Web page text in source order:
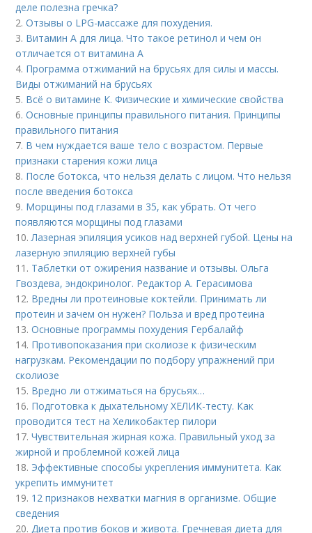
деле полезна гречка?
2.Отзывы о LPG-массаже для похудения.
3. Витамин A для лица. Что такое ретинол и чем он
отличается от витамина А
4. Программа отжиманий на брусьях для силы и массы.
Виды отжиманий на брусьях
5. Всё о витамине К. Физические и химические свойства
6.Основные принципы правильного питания. Принципы
правильного питания
7. В чем нуждается ваше тело с возрастом. Первые
признаки старения кожи лица
8. После ботокса, что нельзя делать с лицом. Что нельзя
после введения ботокса
9. Морщины под глазами в 35, как убрать. От чего
появляются морщины под глазами
10.Лазерная эпиляция усиков над верхней губой. Цены на
лазерную эпиляцию верхней губы
11. Таблетки от ожирения название и отзывы. Ольга
Гвоздева, эндокринолог. Редактор А. Герасимова
12. Вредны ли протеиновые коктейли. Принимать ли
протеин и зачем он нужен? Польза и вред протеина
13.Основные программы похудения Гербалайф
14. Противопоказания при сколиозе к физическим
нагрузкам. Рекомендации по подбору упражнений при
сколиозе
15. Вредно ли отжиматься на брусьях…
16. Подготовка к дыхательному ХЕЛИК-тесту. Как
проводится тест на Хеликобактер пилори
17.Чувствительная жирная кожа. Правильный уход за
жирной и проблемной кожей лица
18. Эффективные способы укрепления иммунитета. Как
укрепить иммунитет
19. 12 признаков нехватки магния в организме. Общие
сведения
20.Диета против боков и живота. Гречневая диета для